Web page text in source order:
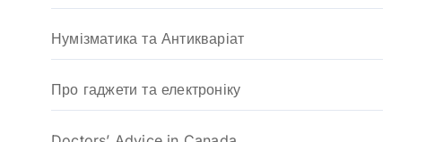
Нумізматика та Антикваріат
Про гаджети та електроніку